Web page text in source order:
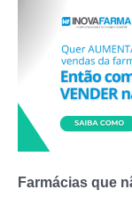
Farmácias que